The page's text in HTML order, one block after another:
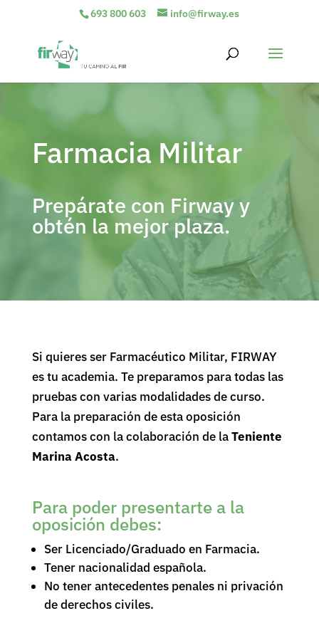
693 800 603 info@firway.es
Farmacia Militar
Prepárate con Firway y
obtén la mejor plaza.
Si quieres ser Farmacéutico Militar, FIRWAY
es tu academia. Te preparamos para todas las
pruebas con varias modalidades de curso.
Para la preparación de esta oposición
contamos con la colaboración de laTeniente
Marina Acosta.
Para poder presentarte a la
oposición debes:
Ser Licenciado/Graduado en Farmacia.
Tener nacionalidad española.
No tener antecedentes penales ni privación
de derechos civiles.